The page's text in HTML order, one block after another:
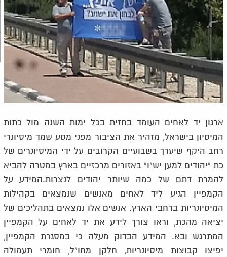
ארגון יד לאחים העומד בחזית בכל ימות השנה מול כתות
המיסיון בישראל, מזהיר את הציבור מפני מסע שמד מיסיונרי
רחב היקף שיערך בשבועיים הקרובים על ידי המיסיונרים של
כת "יהודים למען יש"ו" באזורים מרכזיים בארץ במטרה להביא
להמרת דתם של כמה שיותר יהודים לנצרות.המידע על
הקמפיין הגיע ליד לאחים מאנשים שנמצאים בקהילות
המיסיונריות ברחבי הארץ. אנשים אלו נמצאים בתהליכים של
יציאה מהכת, וראו צורך לידע את יד לאחים על הקמפיין
המתרגש ובא. המידע הבדוק מעלה כי במסגרת הקמפיין,
יפיצו קבוצות מיסיונריות, חלקן מחו"ל, חומרי תעמולה